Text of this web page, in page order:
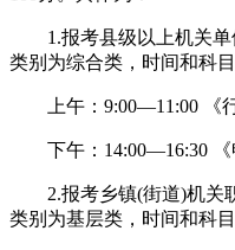
1.报考县级以上机关
类别为综合类，时间和科目
上午：9:00—11:00
下午：14:00—16:30
2.报考乡镇(街道)机关
类别为基层类，时间和科目